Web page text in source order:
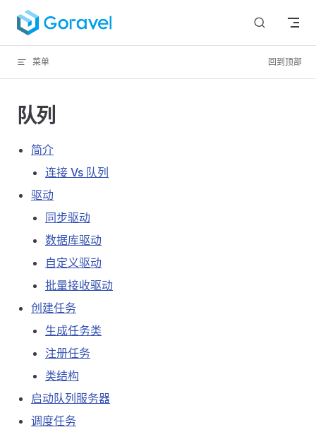
跳转到内容
菜单 回到顶部
队列
简介
连接 Vs 队列
驱动
同步驱动
数据库驱动
自定义驱动
批量接收驱动
创建任务
生成任务类
注册任务
类结构
启动队列服务器
调度任务